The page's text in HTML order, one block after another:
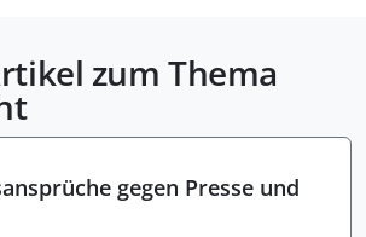
zum Thema
gegen Presse und